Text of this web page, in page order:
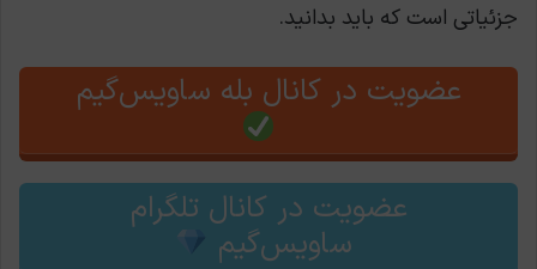
جزئیاتی است که باید بدانید.
عضویت در کانال بله ساویس‌گیم
عضویت در کانال تلگرام
ساویس‌گیم